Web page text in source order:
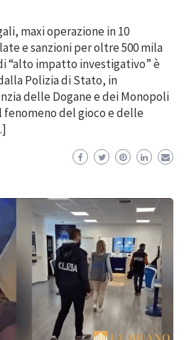
maxi operazione in 10
e sanzioni per oltre 500 mila
“alto impatto investigativo” è
Polizia di Stato, in
delle Dogane e dei Monopoli
fenomeno del gioco e delle